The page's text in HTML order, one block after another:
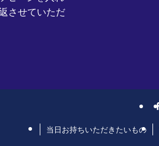
させていただ
当日お持ちいただきたいもの